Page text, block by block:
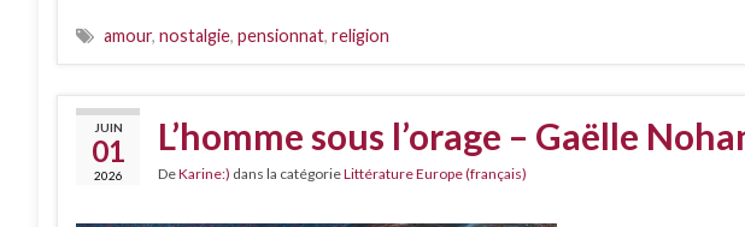
amour, nostalgie, pensionnat, religion
JUIN
01
2026
L’homme sous l’orage – Gaëlle
DeKarine:) dans la catégorieLittérature Europe (français)